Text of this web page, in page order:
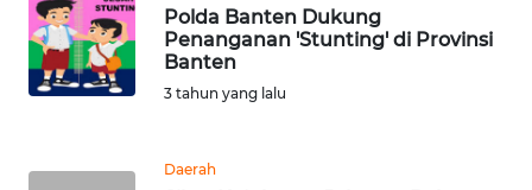
Polda Banten Dukung
Penanganan 'Stunting' di Provinsi
Banten
3 tahun yang lalu
Daerah
LABUHANBATU
WN
TAPANULI